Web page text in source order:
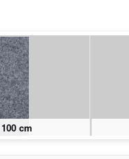
Osaka rot